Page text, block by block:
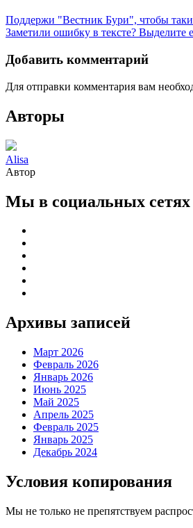
Поддержи "Вестник Бури", чтобы
Заметили ошибку в тексте? Выделите
Добавить комментарий
Для отправки комментария вам
Авторы
Alisa
Автор
Мы в социальных сетях
Архивы записей
Март 2026
Февраль 2026
Январь 2026
Июнь 2025
Май 2025
Апрель 2025
Февраль 2025
Январь 2025
Декабрь 2024
Условия копирования
Мы не только не препятствуем